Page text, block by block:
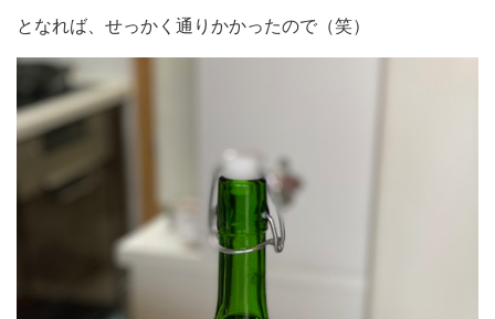
となれば、せっかく通りかかったので（笑）